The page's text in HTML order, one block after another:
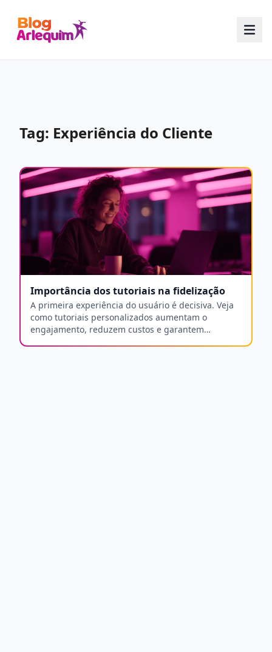
Tag: Experiência do Cliente
Importância dos tutoriais na fidelização
A primeira experiência do usuário é decisiva. Veja
como tutoriais personalizados aumentam o
engajamento, reduzem custos e garantem